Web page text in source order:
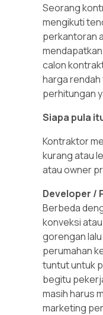
Seorang
mengikuti
perkantoran
calon
harga rendah
perhitungan
Siapa pula
Kontraktor
kurang atau
atau owner
Developer /
Berbeda
konveksi
gorengan
perumahan
tuntut untuk
begitu
masih harus
marketing